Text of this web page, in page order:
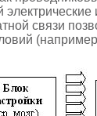
связи